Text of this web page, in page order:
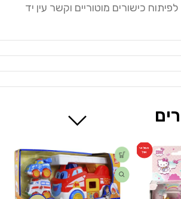
כישורים מוטוריים וקשר עין יד
המלאי
אזל